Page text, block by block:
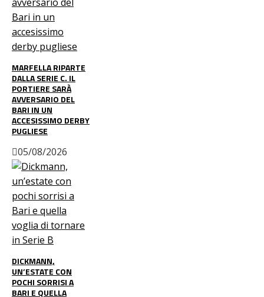
MARFELLA RIPARTE
DALLA SERIE C. IL
PORTIERE SARÀ
AVVERSARIO DEL
BARI IN UN
ACCESISSIMO DERBY
PUGLIESE
05/08/2026
DICKMANN,
UN’ESTATE CON
POCHI SORRISI A
BARI E QUELLA